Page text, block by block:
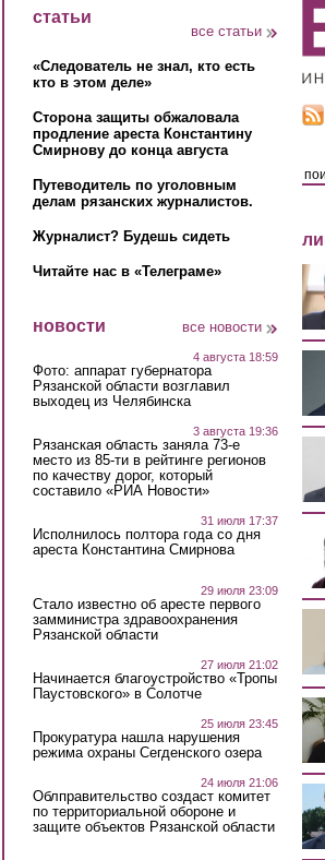
статьи
все статьи
«Следователь не знал, кто есть
кто в этом деле»
Сторона защиты обжаловала
продление ареста Константину
Смирнову до конца августа
Путеводитель по уголовным
делам рязанских журналистов.
Журналист? Будешь сидеть
Читайте нас в «Телеграме»
новости все новости
4 августа 18:59
Фото: аппарат губернатора
Рязанской области возглавил
выходец из Челябинска
3 августа 19:36
Рязанская область заняла 73-е
место из 85-ти в рейтинге регионов
по качеству дорог, который
составило «РИА Новости»
31 июля 17:37
Исполнилось полтора года со дня
ареста Константина Смирнова
29 июля 23:09
Стало известно об аресте первого
замминистра здравоохранения
Рязанской области
27 июля 21:02
Начинается благоустройство «Тропы
Паустовского» в Солотче
25 июля 23:45
Прокуратура нашла нарушения
режима охраны Сегденского озера
24 июля 21:06
Облправительство создаст комитет
по территориальной обороне и
защите объектов Рязанской области